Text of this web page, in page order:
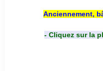
Anciennement,
- Cliquez sur la